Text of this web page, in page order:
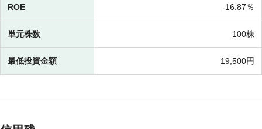
ROE -16.87％
単元株数 100株
最低投資金額 19,500円